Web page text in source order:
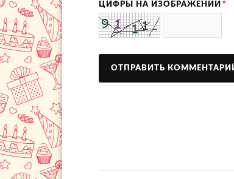
ЦИФРЫ НА ИЗОБРАЖЕНИИ *